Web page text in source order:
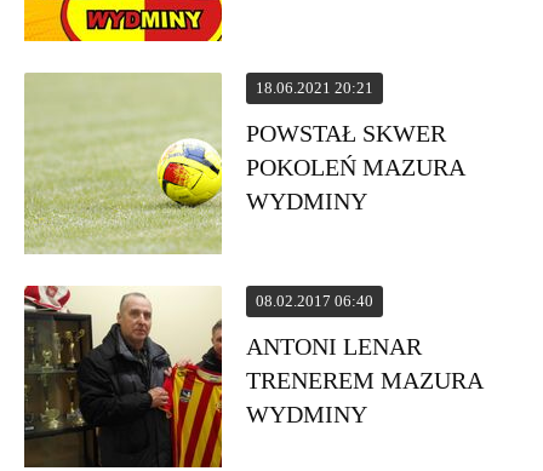
18.06.2021 20:21
POWSTAŁ SKWER
POKOLEŃ MAZURA
WYDMINY
08.02.2017 06:40
ANTONI LENAR
TRENEREM MAZURA
WYDMINY